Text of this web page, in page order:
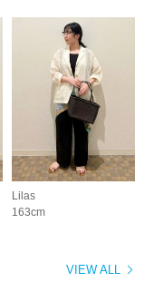
Lilas
163cm
VIEW ALL